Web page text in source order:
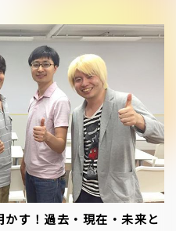
す！過去・現在・未来と